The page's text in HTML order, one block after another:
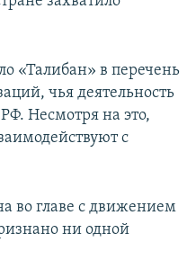
«Талибан» в перечень
чья деятельность
Несмотря на это,
с
во главе с движением
ни одной